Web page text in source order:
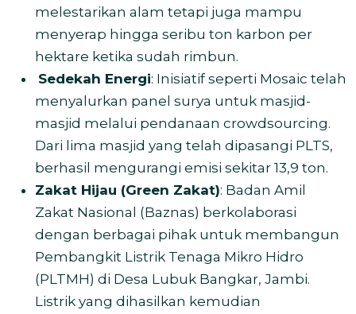
melestarikan alam tetapi juga mampu
menyerap hingga seribu ton karbon per
hektare ketika sudah rimbun.
Sedekah Energi: Inisiatif seperti Mosaic telah
menyalurkan panel surya untuk masjid-
masjid melalui pendanaan crowdsourcing.
Dari lima masjid yang telah dipasangi PLTS,
berhasil mengurangi emisi sekitar 13,9 ton.
Zakat Hijau (Green Zakat): Badan Amil
Zakat Nasional (Baznas) berkolaborasi
dengan berbagai pihak untuk membangun
Pembangkit Listrik Tenaga Mikro Hidro
(PLTMH) di Desa Lubuk Bangkar, Jambi.
Listrik yang dihasilkan kemudian